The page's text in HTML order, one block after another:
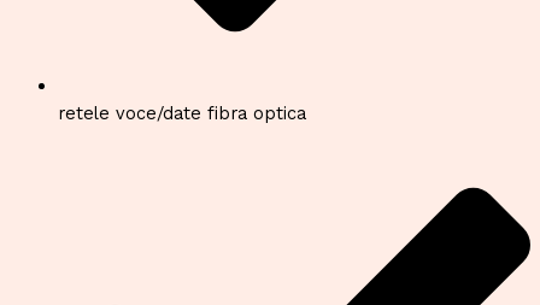
retele voce/date fibra optica